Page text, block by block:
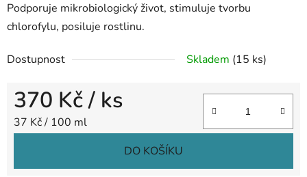
Podporuje mikrobiologický život, stimuluje tvorbu
chlorofylu, posiluje rostlinu.
Dostupnost Skladem (15 ks)
370 Kč/ ks
Měrná cena:
37 Kč / 100 ml
DO KOŠÍKU